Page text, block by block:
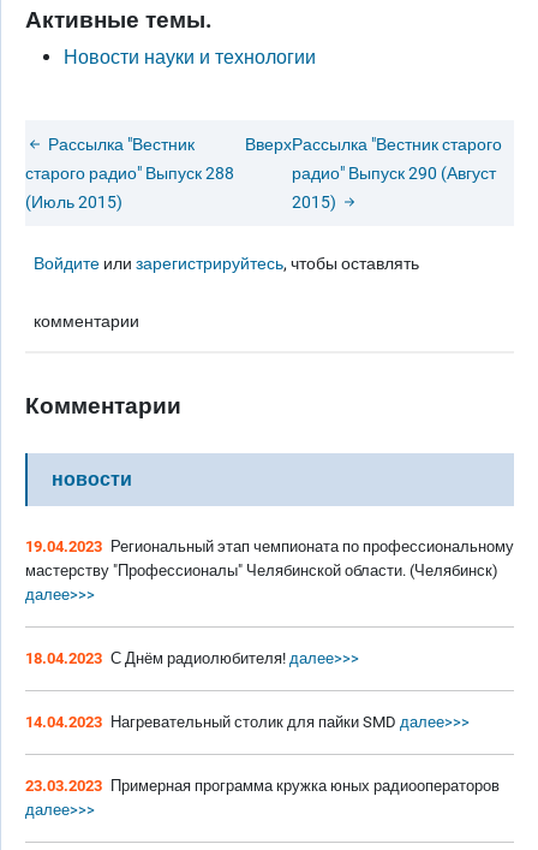
Активные темы.
Новости науки и технологии
Рассылка "Вестник
старого радио" Выпуск 288
(Июль 2015)
ВверхРассылка "Вестник старого
радио" Выпуск 290 (Август
2015)
Войдите илизарегистрируйтесь, чтобы оставлять
комментарии
Комментарии
новости
19.04.2023 Региональный этап чемпионата по профессиональному
мастерству "Профессионалы" Челябинской области. (Челябинск)
далее>>>
18.04.2023 С Днём радиолюбителя! далее>>>
14.04.2023 Нагревательный столик для пайки SMD далее>>>
23.03.2023 Примерная программа кружка юных радиооператоров
далее>>>